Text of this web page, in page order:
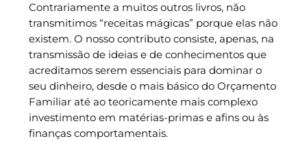
Contrariamente a muitos outros livros, não
transmitimos “receitas mágicas” porque elas não
existem. O nosso contributo consiste, apenas, na
transmissão de ideias e de conhecimentos que
acreditamos serem essenciais para dominar o
seu dinheiro, desde o mais básico do Orçamento
Familiar até ao teoricamente mais complexo
investimento em matérias-primas e afins ou às
finanças comportamentais.